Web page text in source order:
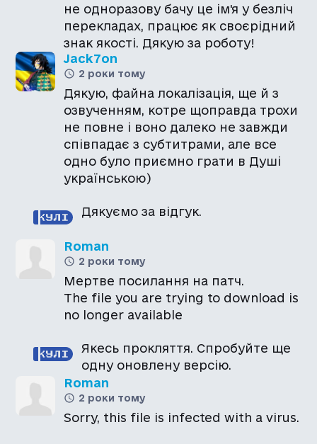
не одноразову бачу це ім'я у безліч
перекладах, працює як своєрідний
знак якості. Дякую за роботу!
Jack7on
2 роки тому
Дякую, файна локалізація, ще й з
озвученням, котре щоправда трохи
не повне і воно далеко не завжди
співпадає з субтитрами, але все
одно було приємно грати в Душі
українською)
Дякуємо за відгук.
Roman
2 роки тому
Мертве посилання на патч.
The file you are trying to download is
no longer available
Якесь прокляття. Спробуйте ще
одну оновлену версію.
Roman
2 роки тому
Sorry, this file is infected with a virus.